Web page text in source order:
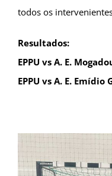
todos os
Resultados:
EPPU vs A. E.
EPPU vs A. E. Emídio